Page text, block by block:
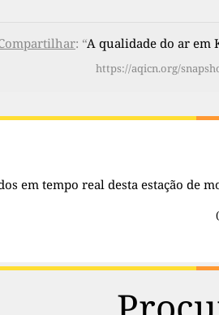
: “A qualidade do ar em
https://aqicn.org/
em tempo real desta estação de
(